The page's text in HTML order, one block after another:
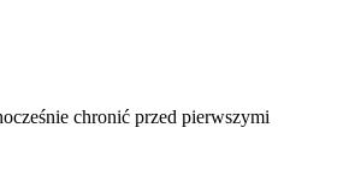
chronić przed pierwszymi